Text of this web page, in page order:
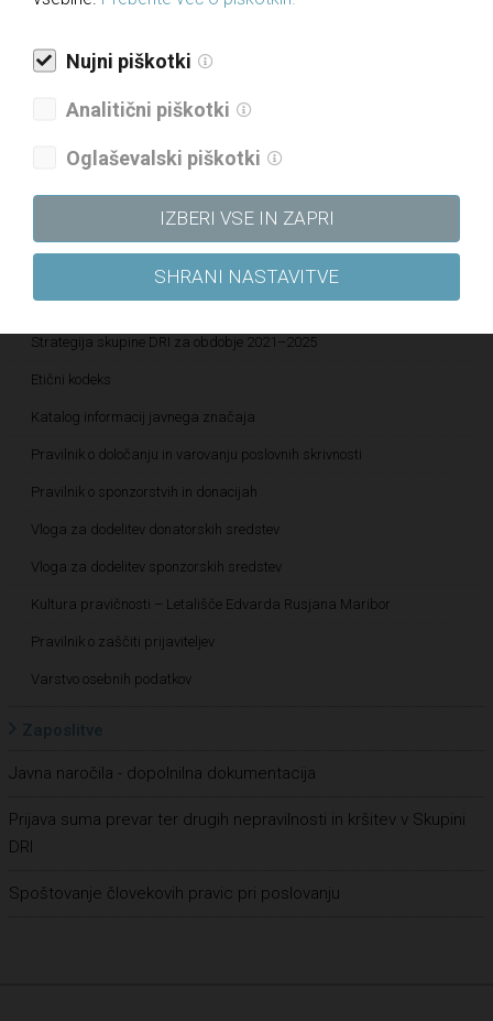
Javne objave
Informacije javnega značaja
Letna poročila
Politika upravljanja družbe
Politika raznolikosti družbe
Politika kakovosti
Strategija skupine DRI za obdobje 2021–2025
Etični kodeks
Katalog informacij javnega značaja
Pravilnik o določanju in varovanju poslovnih skrivnosti
Pravilnik o sponzorstvih in donacijah
Vloga za dodelitev donatorskih sredstev
Vloga za dodelitev sponzorskih sredstev
Kultura pravičnosti – Letališče Edvarda Rusjana Maribor
Pravilnik o zaščiti prijaviteljev
Varstvo osebnih podatkov
Zaposlitve
Javna naročila - dopolnilna dokumentacija
Prijava suma prevar ter drugih nepravilnosti in kršitev v Skupini
DRI
Spoštovanje človekovih pravic pri poslovanju
Nujni piškotki
Analitični piškotki
Oglaševalski piškotki
IZBERI VSE IN ZAPRI
SHRANI NASTAVITVE